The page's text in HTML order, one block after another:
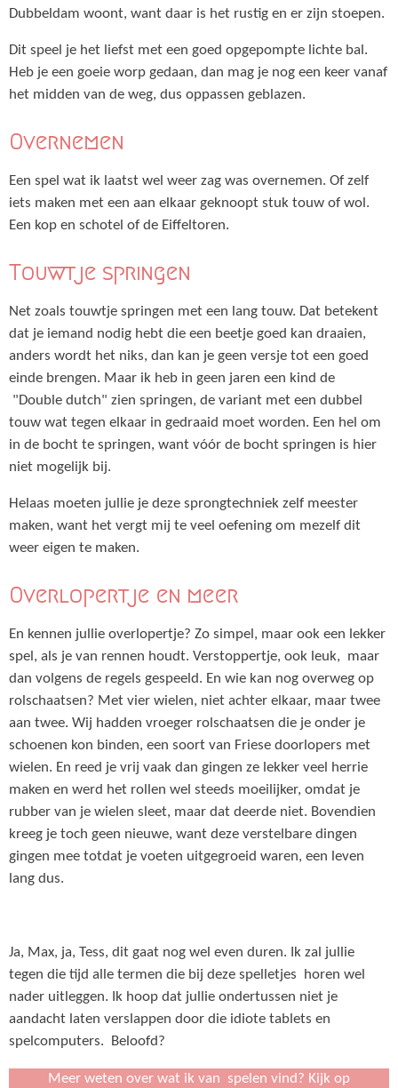
Dubbeldam woont, want daar is het rustig en er zijn stoepen.
Dit speel je het liefst met een goed opgepompte lichte bal.
Heb je een goeie worp gedaan, dan mag je nog een keer vanaf
het midden van de weg, dus oppassen geblazen.
Overnemen
Een spel wat ik laatst wel weer zag was overnemen. Of zelf
iets maken met een aan elkaar geknoopt stuk touw of wol.
Een kop en schotel of de Eiffeltoren.
Touwtje springen
Net zoals touwtje springen met een lang touw. Dat betekent
dat je iemand nodig hebt die een beetje goed kan draaien,
anders wordt het niks, dan kan je geen versje tot een goed
einde brengen. Maar ik heb in geen jaren een kind de
"Double dutch" zien springen, de variant met een dubbel
touw wat tegen elkaar in gedraaid moet worden. Een hel om
in de bocht te springen, want vóór de bocht springen is hier
niet mogelijk bij.
Helaas moeten jullie je deze sprongtechniek zelf meester
maken, want het vergt mij te veel oefening om mezelf dit
weer eigen te maken.
Overlopertje en meer
En kennen jullie overlopertje? Zo simpel, maar ook een lekker
spel, als je van rennen houdt. Verstoppertje, ook leuk, maar
dan volgens de regels gespeeld. En wie kan nog overweg op
rolschaatsen? Met vier wielen, niet achter elkaar, maar twee
aan twee. Wij hadden vroeger rolschaatsen die je onder je
schoenen kon binden, een soort van Friese doorlopers met
wielen. En reed je vrij vaak dan gingen ze lekker veel herrie
maken en werd het rollen wel steeds moeilijker, omdat je
rubber van je wielen sleet, maar dat deerde niet. Bovendien
kreeg je toch geen nieuwe, want deze verstelbare dingen
gingen mee totdat je voeten uitgegroeid waren, een leven
lang dus.
Ja, Max, ja, Tess, dit gaat nog wel even duren. Ik zal jullie
tegen die tijd alle termen die bij deze spelletjes horen wel
nader uitleggen. Ik hoop dat jullie ondertussen niet je
aandacht laten verslappen door die idiote tablets en
spelcomputers. Beloofd?
Meer weten over wat ik van spelen vind? Kijk op